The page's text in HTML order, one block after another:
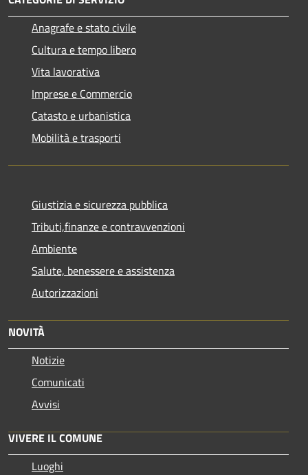
Anagrafe e stato civile
Cultura e tempo libero
Vita lavorativa
Imprese e Commercio
Catasto e urbanistica
Mobilità e trasporti
Giustizia e sicurezza pubblica
Tributi,finanze e contravvenzioni
Ambiente
Salute, benessere e assistenza
Autorizzazioni
NOVITÀ
Notizie
Comunicati
Avvisi
VIVERE IL COMUNE
Luoghi